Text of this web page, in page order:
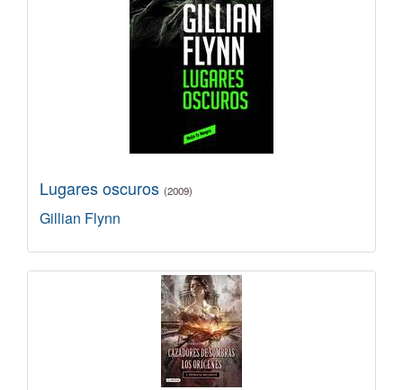
Lugares oscuros (2009)
Gillian Flynn